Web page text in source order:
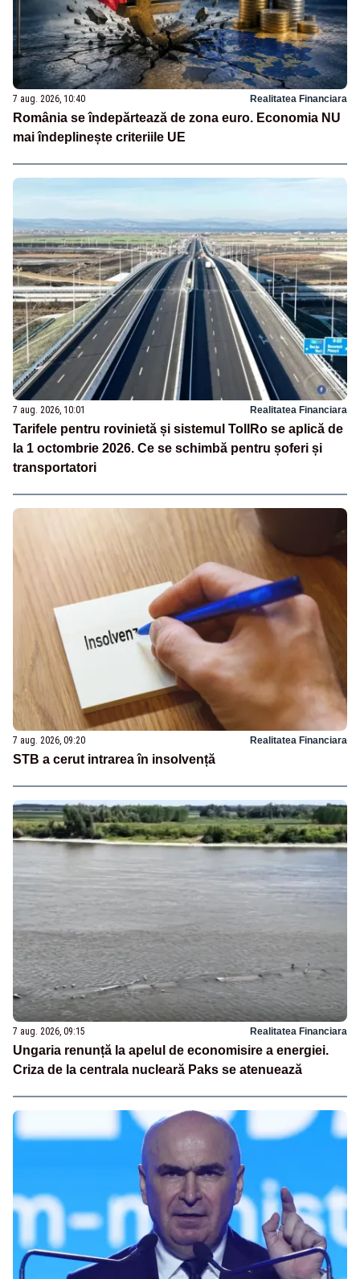
7 aug. 2026, 10:40 Realitatea Financiara
România se îndepărtează de zona euro. Economia NU
mai îndeplinește criteriile UE
7 aug. 2026, 10:01 Realitatea Financiara
Tarifele pentru rovinietă și sistemul TollRo se aplică de
la 1 octombrie 2026. Ce se schimbă pentru șoferi și
transportatori
7 aug. 2026, 09:20 Realitatea Financiara
STB a cerut intrarea în insolvență
7 aug. 2026, 09:15 Realitatea Financiara
Ungaria renunță la apelul de economisire a energiei.
Criza de la centrala nucleară Paks se atenuează